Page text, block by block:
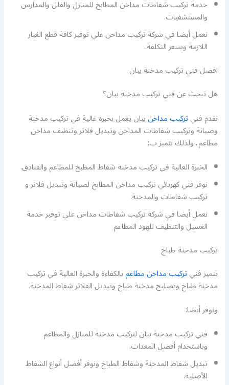
خدمة تركيب شفاطات مداخن المطابخ للمنازل والفلل والمدارس
والمستشفيات.
نعمل أيضا في شركة تركيب مداخن على توفير كافة قطع الغيار
اللازمة وبسعر التكلفة.
افضل فني تركيب مدخنة بيان
هل تبحث عن فني تركيب مدخنة بيان؟
نقدم فنيتركيب مداخنبيان يعمل بخبرة عالية في تركيب مدخنة
وصيانة وتركيب شفاطات المداخن وتبديل فلاتر وتنظيف مداخن
مطاعم، ولذلك نتميز ب:
الخبرة العالية في تركيب مدخنة شفاط المطبخ للمطاعم والفنادق.
نوفر فني كهربائي تركيب مداخن المطابخ لصيانة وتبديل فلاتر و
تركيب شفاطات والمدخنة.
نعمل أيضا في شركة تركيب شفاطات مداخن على توفير خدمة
الغسيل والتنظيف للهود المطاعم
تركيب مدخنة طباخ
يتميز فنيتركيب مداخن مطاعمبالكفاءة والخبرة العالية في تركيب
مدخنة طباخ وتصليح مدخنة طباخ وتبديل الفلاتر شفاط المدخنة.
ونوفر أيضا:
فني تركيب مدخنة بيان لتركيب مدخنة للمنازل والمطاعم
وباستخدام أفضل المعدات.
تبديل شفاط المدخنة وشفاط الطباخ ونوفر أفضل أنواع الشفاط
الأصلية.